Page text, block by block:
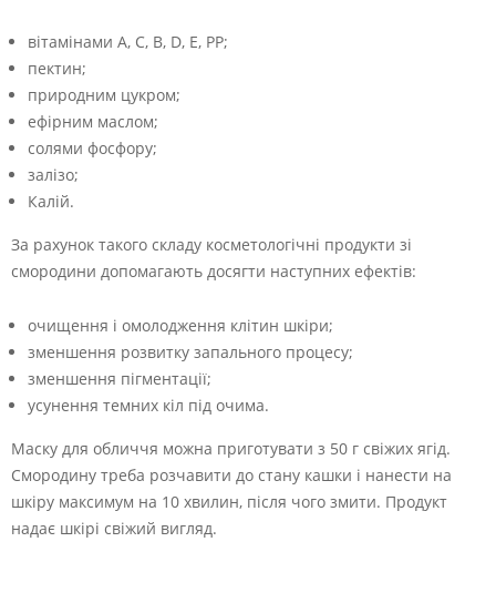
вітамінами A, C, B, D, E, PP;
пектин;
природним цукром;
ефірним маслом;
солями фосфору;
залізо;
Калій.
За рахунок такого складу косметологічні продукти зі
смородини допомагають досягти наступних ефектів:
очищення і омолодження клітин шкіри;
зменшення розвитку запального процесу;
зменшення пігментації;
усунення темних кіл під очима.
Маску для обличчя можна приготувати з 50 г свіжих ягід.
Смородину треба розчавити до стану кашки і нанести на
шкіру максимум на 10 хвилин, після чого змити. Продукт
надає шкірі свіжий вигляд.